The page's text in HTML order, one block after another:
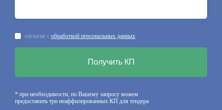
согласие с обработкой персональных данных
Получить КП
* при необходимости, по Вашему запросу можем
предоставить три неаффилированных КП для тендера